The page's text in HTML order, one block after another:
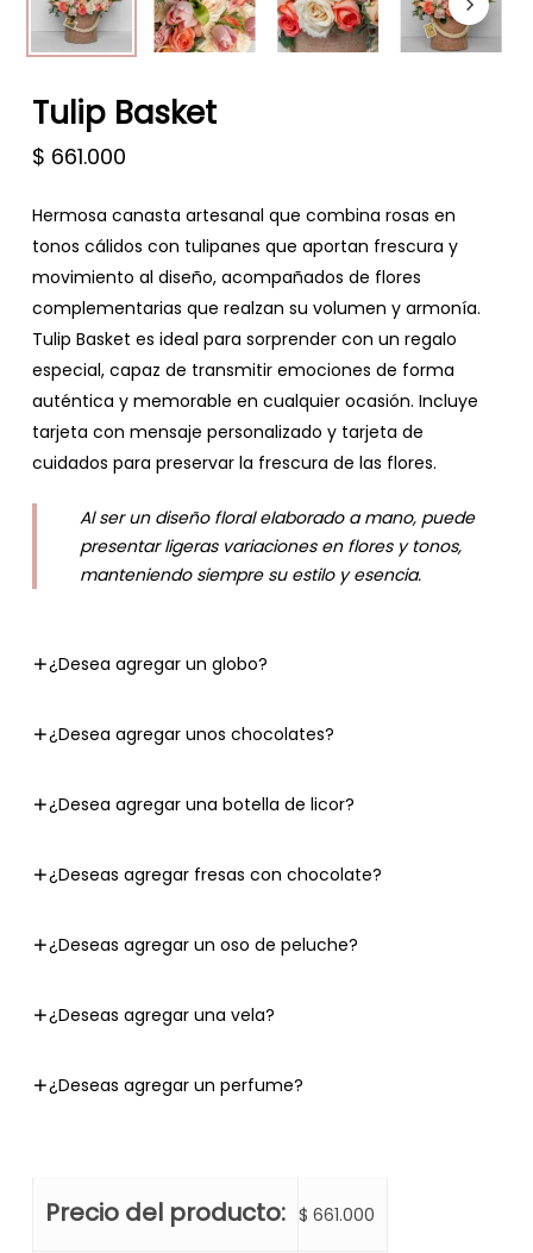
Tulip Basket
$ 661.000
Hermosa canasta artesanal que combina rosas en
tonos cálidos con tulipanes que aportan frescura y
movimiento al diseño, acompañados de flores
complementarias que realzan su volumen y armonía.
Tulip Basket es ideal para sorprender con un regalo
especial, capaz de transmitir emociones de forma
auténtica y memorable en cualquier ocasión. Incluye
tarjeta con mensaje personalizado y tarjeta de
cuidados para preservar la frescura de las flores.
Al ser un diseño floral elaborado a mano, puede
presentar ligeras variaciones en flores y tonos,
manteniendo siempre su estilo y esencia.
¿Desea agregar un globo?
¿Desea agregar unos chocolates?
¿Desea agregar una botella de licor?
¿Deseas agregar fresas con chocolate?
¿Deseas agregar un oso de peluche?
¿Deseas agregar una vela?
¿Deseas agregar un perfume?
Precio del producto: $ 661.000